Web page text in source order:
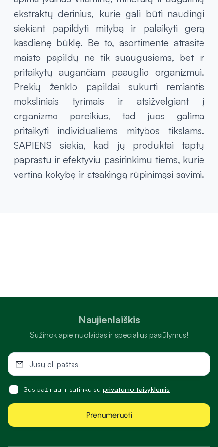
ekstraktų derinius, kurie gali būti naudingi
siekiant papildyti mitybą ir palaikyti gerą
kasdienę būklę. Be to, asortimente atrasite
maisto papildų ne tik suaugusiems, bet ir
pritaikytų augančiam paauglio organizmui.
Prekių ženklo papildai sukurti remiantis
moksliniais tyrimais ir atsižvelgiant į
organizmo poreikius, tad juos galima
pritaikyti individualiems mitybos tikslams.
SAPIENS siekia, kad jų produktai taptų
paprastu ir efektyviu pasirinkimu tiems, kurie
vertina kokybę ir atsakingą rūpinimąsi savimi.
Naujienlaiškis
Sužinok apie nuolaidas ir specialius pasiūlymus!
Susipažinau ir sutinku su privatumo taisyklėmis
Prenumeruoti